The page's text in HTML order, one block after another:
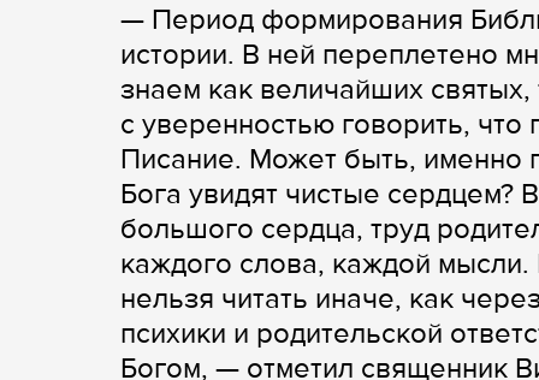
— Период формирования
истории. В ней переплетено
знаем как величайших
с уверенностью говорить,
Писание. Может быть, именно
Бога увидят чистые сердцем?
большого сердца, труд
каждого слова, каждой
нельзя читать иначе, как
психики и родительской
Богом, — отметил священник